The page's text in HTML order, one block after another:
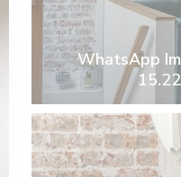
WhatsApp